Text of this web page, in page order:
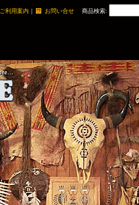
ご利用案内 ｜ お問い合せ 商品検索: